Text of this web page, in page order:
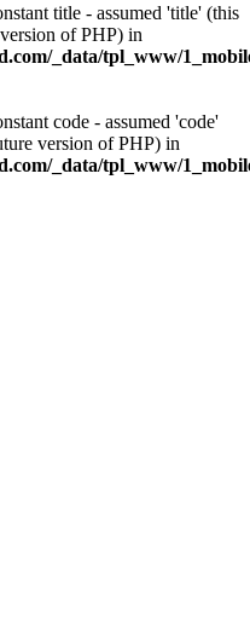
title - assumed 'title' (this
of PHP) in
_data/tpl_www/
code - assumed 'code'
version of PHP) in
_data/tpl_www/